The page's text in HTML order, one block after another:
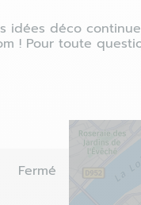
idées déco
! Pour toute
Fermé